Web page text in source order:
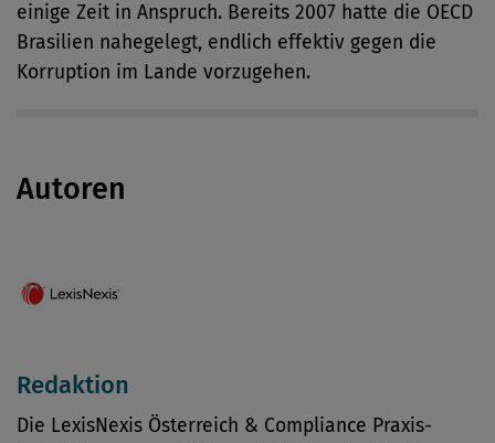
einige Zeit in Anspruch. Bereits 2007 hatte die OECD
Brasilien nahegelegt, endlich effektiv gegen die
Korruption im Lande vorzugehen.
Autoren
Redaktion
Die LexisNexis Österreich & Compliance Praxis-